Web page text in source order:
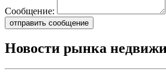
Сообщение:
отправить сообщение
Новости рынка